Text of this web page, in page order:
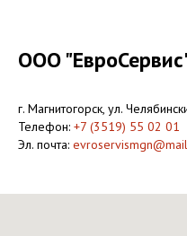
ООО
г. Магнитогорск, ул.
Телефон: +7 (3519) 55 02 01
Эл. почта: